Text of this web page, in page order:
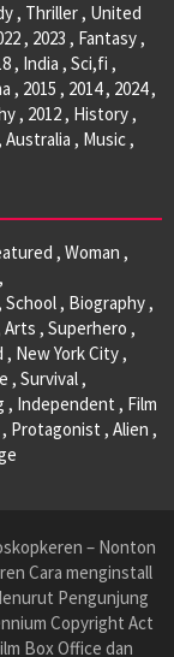
, Thriller , United
, 2023 , Fantasy ,
, India , Sci,fi ,
, 2015 , 2014 , 2024 ,
, 2012 , History ,
Australia , Music ,
, Woman ,
, Biography ,
Arts , Superhero ,
New York City ,
, Survival ,
, Independent , Film
Protagonist , Alien ,
– Nonton
Cara menginstall
Pengunjung
Copyright Act
Box Office dan